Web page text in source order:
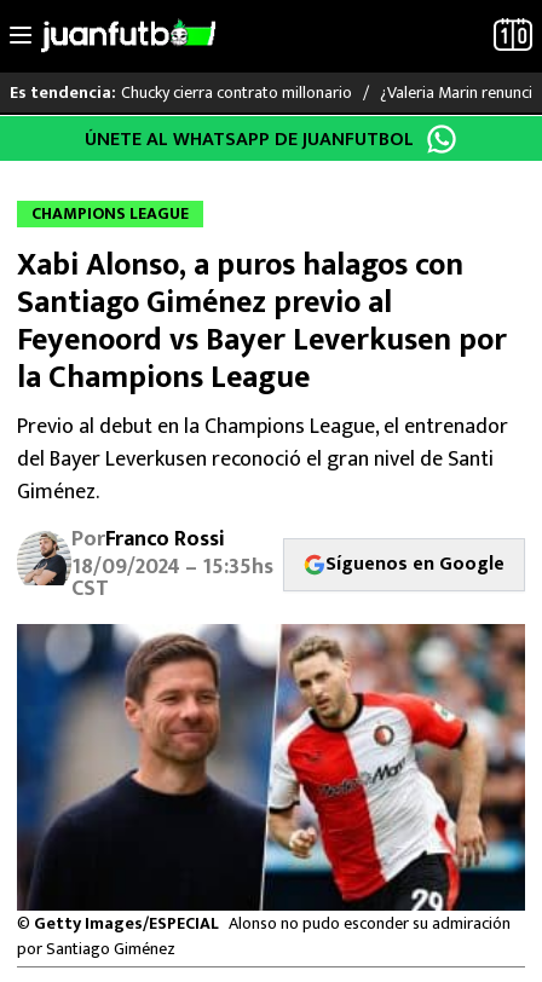
al
Es tendencia: Chucky cierra contrato millonario ¿Valeria Marin
LO ÚLTIMO
LIGA MX
RAYADOS
PUMAS
ATLANTE
SELECCIÓN MEXICANA
FUTBOL INTERNACIONAL
MEXICANOS EN EL EXTRANJERO
FUTBOL ESTUFA
FÓRMULA 1
LIGA MX
NFL
ÚNETE AL WHATSAPP DE JUANFUTBOL
CHAMPIONS LEAGUE
Xabi Alonso, a puros halagos con
Santiago Giménez previo al
Feyenoord vs Bayer Leverkusen por
la Champions League
Previo al debut en la Champions League, el entrenador
del Bayer Leverkusen reconoció el gran nivel de Santi
Giménez.
PorFranco Rossi
18/09/2024 – 15:35hs
CST
Síguenos en Google
© Getty Images/ESPECIAL Alonso no pudo esconder su admiración
por Santiago Giménez